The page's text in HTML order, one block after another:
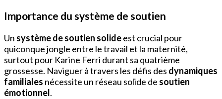
Importance du système de soutien
Un système de soutien solideest crucial pour
quiconque jongle entre le travail et la maternité,
surtout pour Karine Ferri durant sa quatrième
grossesse. Naviguer à travers les défis des dynamiques
familiales nécessite un réseau solide de soutien
émotionnel.